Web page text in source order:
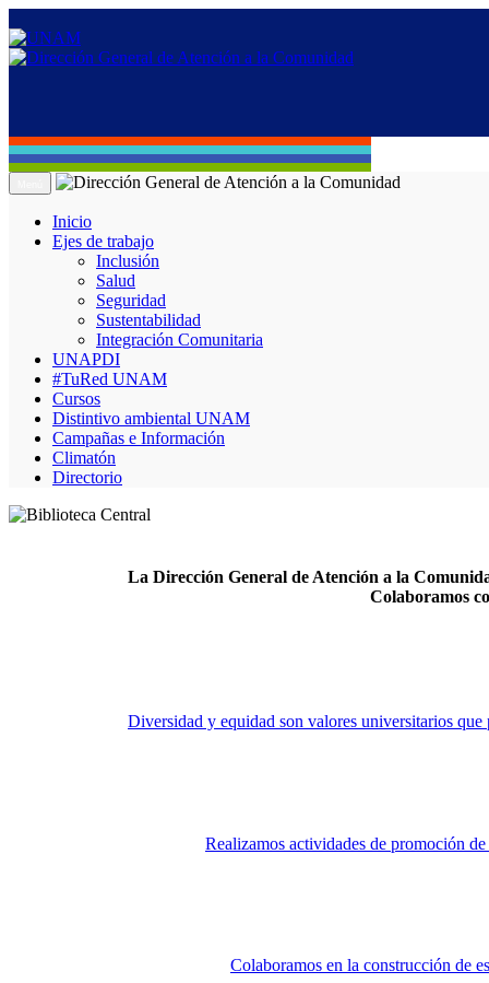
Inicio
Ejes de trabajo
Inclusión
Salud
Seguridad
Sustentabilidad
Integración Comunitaria
UNAPDI
#TuRed UNAM
Cursos
Distintivo ambiental UNAM
Campañas e Información
Climatón
Directorio
La Dirección General de Atención a la
Colaboramos
Diversidad y equidad son valores universitarios que
Realizamos actividades de promoción
Colaboramos en la construcción de